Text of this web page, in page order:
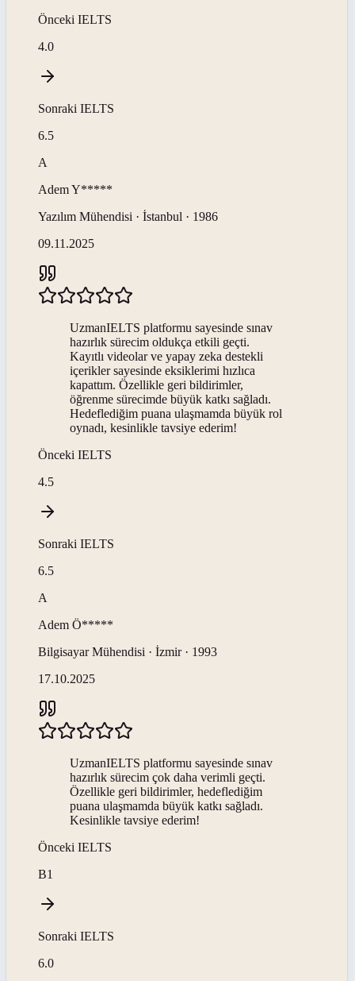
Önceki IELTS
4.0
Sonraki IELTS
6.5
A
AdemY*****
Yazılım Mühendisi · İstanbul · 1986
09.11.2025
UzmanIELTS platformu sayesinde sınav
hazırlık sürecim oldukça etkili geçti.
Kayıtlı videolar ve yapay zeka destekli
içerikler sayesinde eksiklerimi hızlıca
kapattım. Özellikle geri bildirimler,
öğrenme sürecimde büyük katkı sağladı.
Hedeflediğim puana ulaşmamda büyük rol
oynadı, kesinlikle tavsiye ederim!
Önceki IELTS
4.5
Sonraki IELTS
6.5
A
Adem Ö*****
Bilgisayar Mühendisi · İzmir · 1993
17.10.2025
UzmanIELTS platformu sayesinde sınav
hazırlık sürecim çok daha verimli geçti.
Özellikle geri bildirimler, hedeflediğim
puana ulaşmamda büyük katkı sağladı.
Kesinlikle tavsiye ederim!
Önceki IELTS
B1
Sonraki IELTS
6.0